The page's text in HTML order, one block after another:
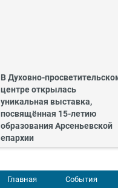
В Духовно-
центре открылась
уникальная выставка,
посвящённая 15-летию
образования Арсеньевской
епархии
Главная События